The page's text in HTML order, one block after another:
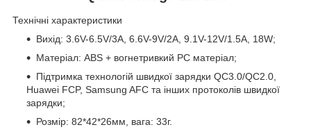
Технічні характеристики
Вихід: 3.6V-6.5V/3A, 6.6V-9V/2A, 9.1V-12V/1.5A, 18W;
Матеріал: ABS + вогнетривкий PC матеріал;
Підтримка технологій швидкої зарядки QC3.0/QC2.0,
Huawei FCP, Samsung AFC та інших протоколів швидкої
зарядки;
Розмір: 82*42*26мм, вага: 33г.